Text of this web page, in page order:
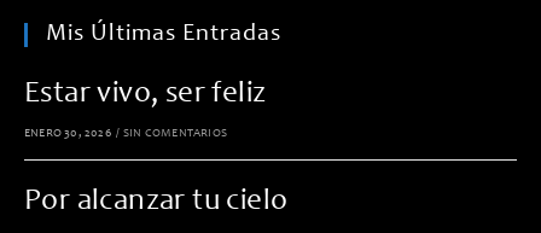
Mis Últimas Entradas
Estar vivo, ser feliz
ENERO 30, 2026 / SIN COMENTARIOS
Por alcanzar tu cielo